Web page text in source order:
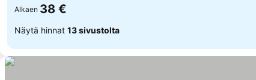
Alkaen 38 €
Näytä hinnat 13 sivustolta